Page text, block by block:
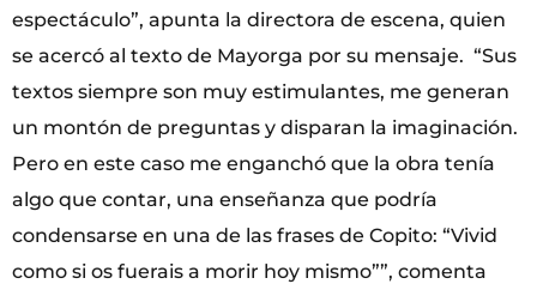
espectáculo”, apunta la directora de escena, quien
se acercó al texto de Mayorga por su mensaje. “Sus
textos siempre son muy estimulantes, me generan
un montón de preguntas y disparan la imaginación.
Pero en este caso me enganchó que la obra tenía
algo que contar, una enseñanza que podría
condensarse en una de las frases de Copito: “Vivid
como si os fuerais a morir hoy mismo””, comenta